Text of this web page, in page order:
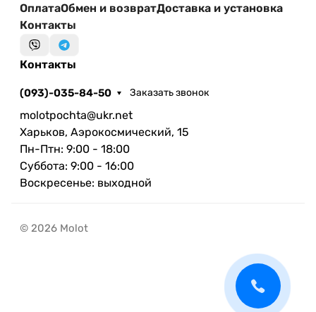
ОплатаОбмен и возвратДоставка и установка
Контакты
Контакты
(093)-035-84-50 Заказать звонок
molotpochta@ukr.net
Харьков, Аэрокосмический, 15
Пн-Птн: 9:00 - 18:00
Суббота: 9:00 - 16:00
Воскресенье: выходной
© 2026 Molot